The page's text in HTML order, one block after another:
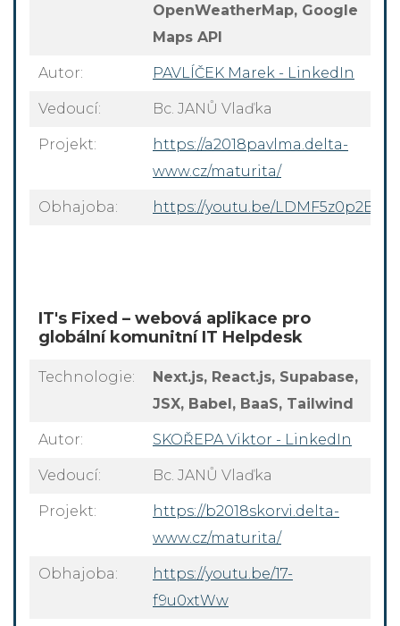
OpenWeatherMap, Google
Maps API
Autor: PAVLÍČEK Marek - LinkedIn
Vedoucí: Bc. JANŮ Vlaďka
Projekt:
https://a2018pavlma.delta-
www.cz/maturita/
Obhajoba: https://youtu.be/LDMF5z0p2BI
IT's Fixed – webová aplikace pro
globální komunitní IT Helpdesk
Technologie:
Next.js, React.js, Supabase,
JSX, Babel, BaaS, Tailwind
Autor: SKOŘEPA Viktor - LinkedIn
Vedoucí: Bc. JANŮ Vlaďka
Projekt:
https://b2018skorvi.delta-
www.cz/maturita/
Obhajoba:
https://youtu.be/17-
f9u0xtWw